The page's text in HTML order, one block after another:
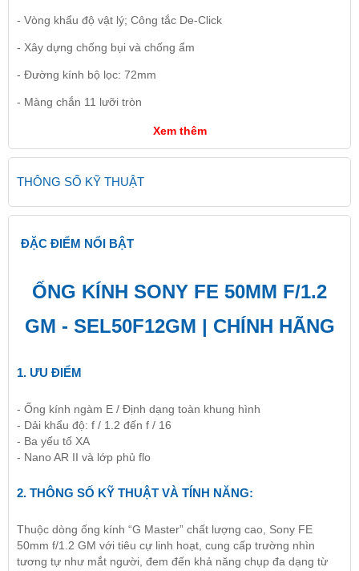
- Vòng khẩu độ vật lý; Công tắc De-Click
- Xây dựng chống bụi và chống ẩm
- Đường kính bộ lọc: 72mm
- Màng chắn 11 lưỡi tròn
Xem thêm
THÔNG SỐ KỸ THUẬT
ĐẶC ĐIỂM NỔI BẬT
ỐNG KÍNH SONY FE 50MM F/1.2
GM - SEL50F12GM | CHÍNH HÃNG
1. ƯU ĐIỂM
- Ống kính ngàm E / Định dạng toàn khung hình
- Dải khẩu độ: f / 1.2 đến f / 16
- Ba yếu tố XA
- Nano AR II và lớp phủ flo
2. THÔNG SỐ KỸ THUẬT VÀ TÍNH NĂNG:
Thuộc dòng ống kính “G Master” chất lượng cao, Sony FE
50mm f/1.2 GM với tiêu cự linh hoạt, cung cấp trường nhìn
tương tự như mắt người, đem đến khả năng chụp đa dạng từ